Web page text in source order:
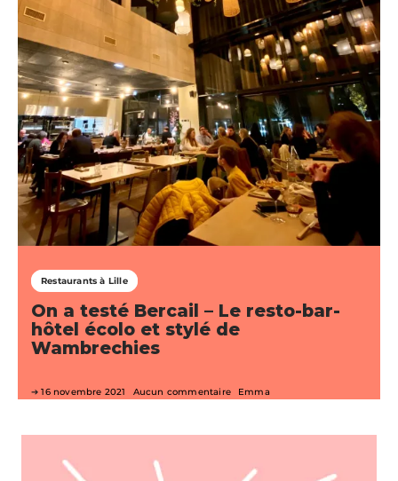
Restaurants à Lille
On a testé Bercail – Le resto-bar-
hôtel écolo et stylé de
Wambrechies
16 novembre 2021 Aucun commentaire Emma